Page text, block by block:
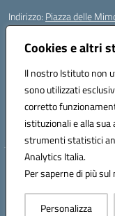
Cookies e altri
Il nostro Istituto non
sono utilizzati
corretto
istituzionali e alla
strumenti statistici
Analytics Italia.
Per saperne di più
Personalizza
Indirizzo: Piazza delle
Centralino:
Email:
Codice fiscale:
Codice meccanografico:
Codice unico di
Hosting